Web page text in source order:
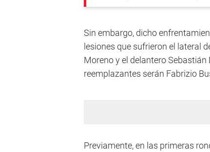
Sin embargo, dicho
lesiones que sufrieron el lateral
Moreno y el delantero
reemplazantes serán Fabrizio
Previamente, en las primeras